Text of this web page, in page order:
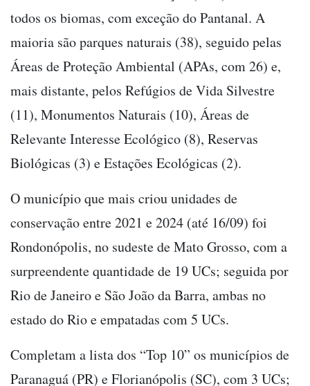
todos os biomas, com exceção do Pantanal. A
maioria são parques naturais (38), seguido pelas
Áreas de Proteção Ambiental (APAs, com 26) e,
mais distante, pelos Refúgios de Vida Silvestre
(11), Monumentos Naturais (10), Áreas de
Relevante Interesse Ecológico (8), Reservas
Biológicas (3) e Estações Ecológicas (2).
O município que mais criou unidades de
conservação entre 2021 e 2024 (até 16/09) foi
Rondonópolis, no sudeste de Mato Grosso, com a
surpreendente quantidade de 19 UCs; seguida por
Rio de Janeiro e São João da Barra, ambas no
estado do Rio e empatadas com 5 UCs.
Completam a lista dos “Top 10” os municípios de
Paranaguá (PR) e Florianópolis (SC), com 3 UCs;